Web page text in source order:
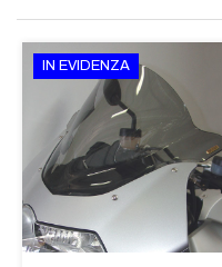
IN EVIDENZA